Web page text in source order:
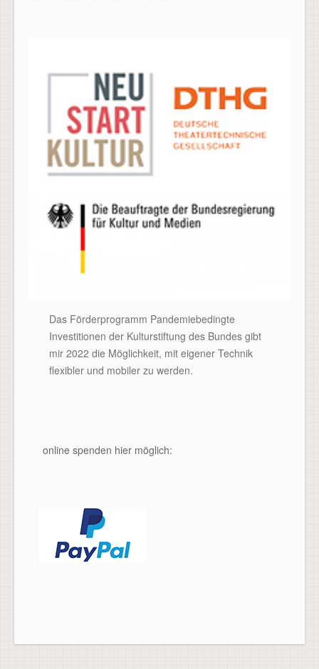
Das Förderprogramm Pandemiebedingte
Investitionen der Kulturstiftung des Bundes gibt
mir 2022 die Möglichkeit, mit eigener Technik
flexibler und mobiler zu werden.
online spenden hier möglich: